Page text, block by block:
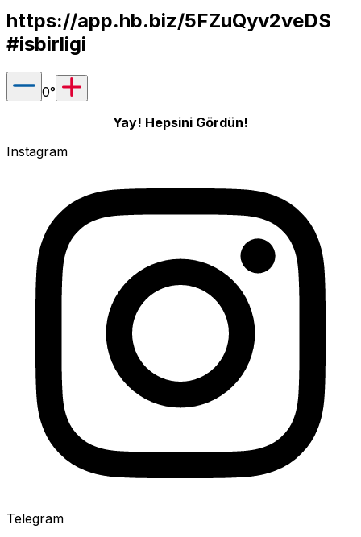
https://app.hb.biz/5FZuQyv2veDS
#isbirligi
0°
Yay! Hepsini Gördün!
Instagram
Telegram